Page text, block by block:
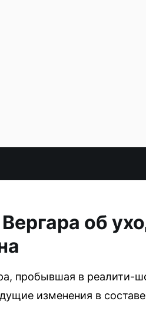
об
пробывшая в реалити-
изменения в